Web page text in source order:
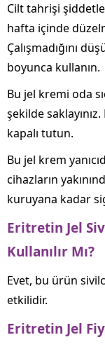
Cilt tahrişi
hafta içinde
Çalışmadığını
boyunca kullanın.
Bu jel kremi oda
şekilde saklayınız.
kapalı tutun.
Bu jel krem
cihazların
kuruyana kadar
Eritretin Jel
Kullanılır Mı?
Evet, bu ürün
etkilidir.
Eritretin Jel